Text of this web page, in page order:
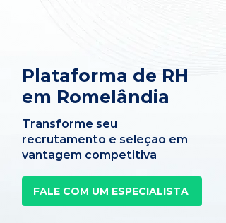
Plataforma de RH
em Romelândia
Transforme seu
recrutamento e seleção em
vantagem competitiva
FALE COM UM ESPECIALISTA